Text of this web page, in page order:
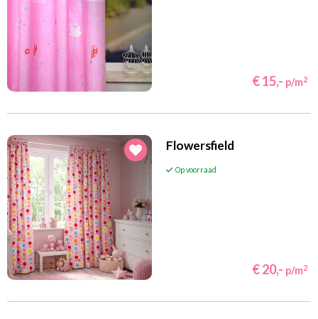
€ 15,- p/m2
Flowersfield
Op voorraad
€ 20,- p/m2